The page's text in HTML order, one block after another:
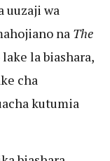
uuzaji wa
na The
la biashara,
cha
kutumia